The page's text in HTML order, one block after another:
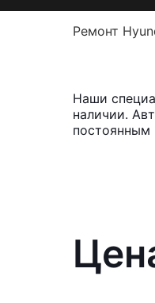
Ремонт
Наши
наличии.
постоянным